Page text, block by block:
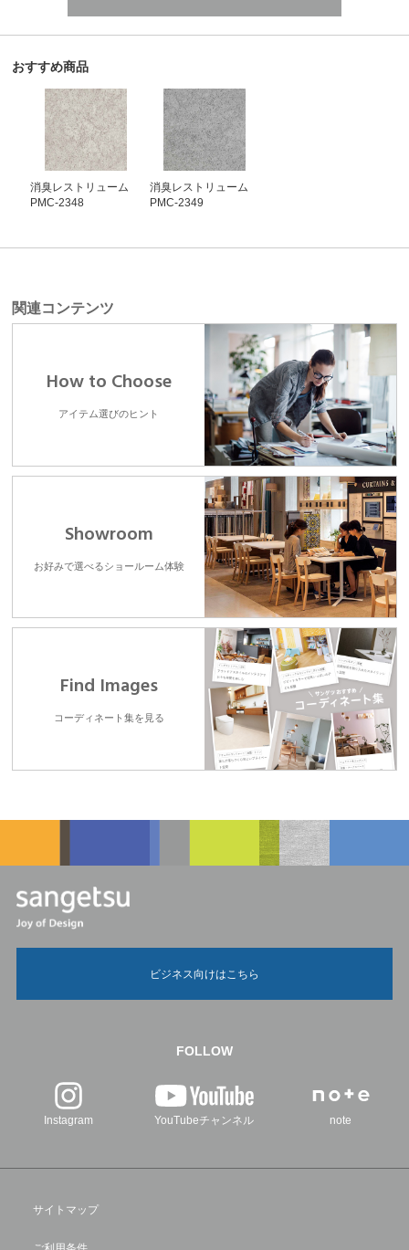
おすすめ商品
消臭レストリューム
PMC-2348
消臭レストリューム
PMC-2349
関連コンテンツ
How to Choose
アイテム選びのヒント
Showroom
お好みで選べるショールーム体験
Find Images
コーディネート集を見る
ビジネス向けはこちら
FOLLOW
Instagram YouTubeチャンネル note
サイトマップ